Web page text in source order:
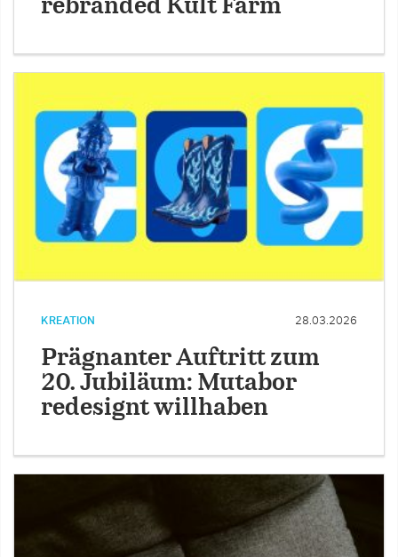
rebranded Kult Farm
KREATION 28.03.2026
Prägnanter Auftritt zum
20. Jubiläum: Mutabor
redesignt willhaben